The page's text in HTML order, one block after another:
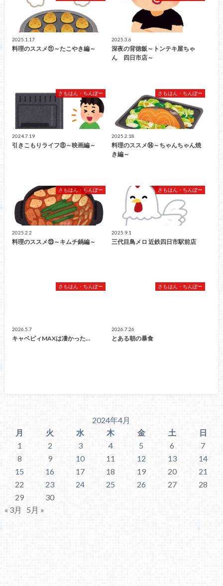
2025.1.17
料理のススメ⑪～たこやき編～
2025.3.6
深夜の背徳飯～トンテキ屋ちゃ
ん 四日市店～
さもはん・ちんぽー
2024.7.19
引きこもりライフ⑧～映画編～
さもはん・ちんぽー
2025.2.18
料理のススメ⑭～ちゃんちゃん焼
き編～
さもはん・ちんぽー
2025.2.2
料理のススメ⑬～キムチ鍋編～
さもはん・ちんぽー
2025.9.1
三代目鳥メロ 近鉄四日市駅前店
さもはん・ちんぽー
2026.5.7
キャベピィMAXは凄かった…
さもはん・ちんぽー
2026.7.26
とある朝の暴食
2024年4月
月
火 水 木 金 土
日
1
2 3 4 5 6
7
8
9 10 11 12 13
14
15
16 17 18 19 20
21
22
23 24 25 26 27
28
29
30
« 3月
5月 »